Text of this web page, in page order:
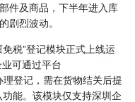
件及商品，下半年进入库
剧烈波动。
税”登记模块正式上线运
可通过平台
登记，需在货物结关后提
能。该模块仅支持深圳企